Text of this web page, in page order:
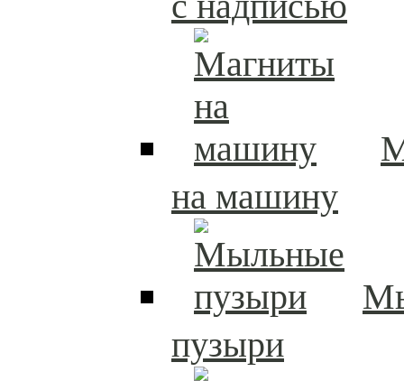
на машину
пузыри